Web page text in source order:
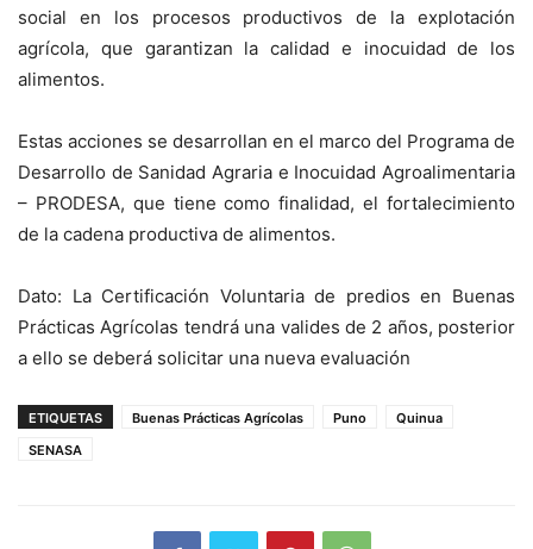
social en los procesos productivos de la explotación
agrícola, que garantizan la calidad e inocuidad de los
alimentos.
Estas acciones se desarrollan en el marco del Programa de
Desarrollo de Sanidad Agraria e Inocuidad Agroalimentaria
– PRODESA, que tiene como finalidad, el fortalecimiento
de la cadena productiva de alimentos.
Dato: La Certificación Voluntaria de predios en Buenas
Prácticas Agrícolas tendrá una valides de 2 años, posterior
a ello se deberá solicitar una nueva evaluación
ETIQUETAS Buenas Prácticas Agrícolas Puno
Quinua
SENASA